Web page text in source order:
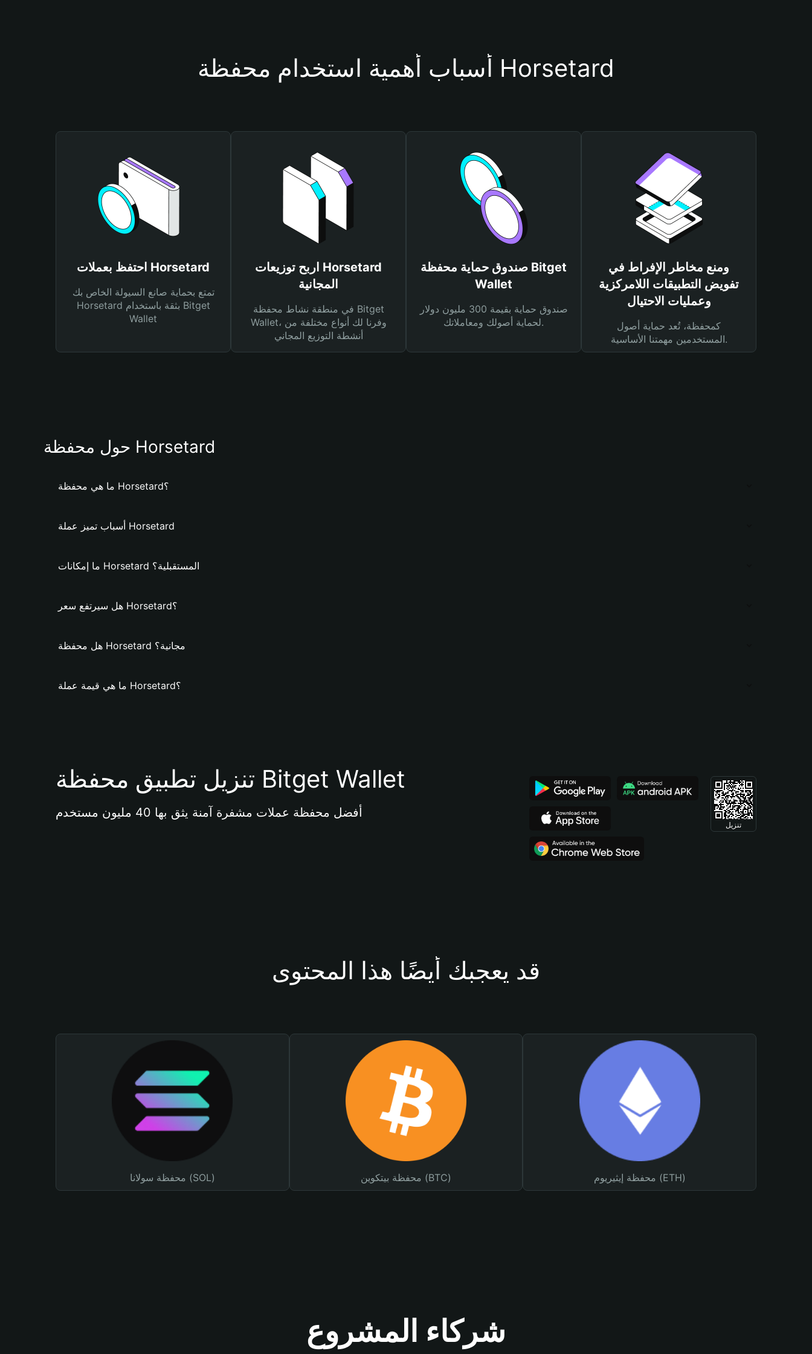
أسباب أهمية استخدام محفظة Horsetard
احتفظ بعملات Horsetard
تمتع بحماية صانع السيولة الخاص بك
Horsetard بثقة باستخدام Bitget
Wallet
اربح توزيعات Horsetard
المجانية
في منطقة نشاط محفظة Bitget
Wallet، وفرنا لك أنواع مختلفة من
أنشطة التوزيع المجاني
صندوق حماية محفظة Bitget
Wallet
صندوق حماية بقيمة 300 مليون دولار
لحماية أصولك ومعاملاتك.
ومنع مخاطر الإفراط في
تفويض التطبيقات اللامركزية
وعمليات الاحتيال
كمحفظة، تُعد حماية أصول
المستخدمين مهمتنا الأساسية.
حول محفظة Horsetard
ما هي محفظة Horsetard؟
أسباب تميز عملة Horsetard
ما إمكانات Horsetard المستقبلية؟
هل سيرتفع سعر Horsetard؟
هل محفظة Horsetard مجانية؟
ما هي قيمة عملة Horsetard؟
تنزيل تطبيق محفظة Bitget Wallet
أفضل محفظة عملات مشفرة آمنة يثق بها 40 مليون مستخدم
تنزيل
قد يعجبك أيضًا هذا المحتوى
محفظة سولانا (SOL) محفظة بيتكوين (BTC) محفظة إيثيريوم (ETH)
شركاء المشروع